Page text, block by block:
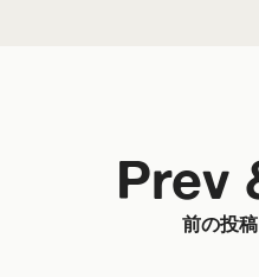
前の投
Prev